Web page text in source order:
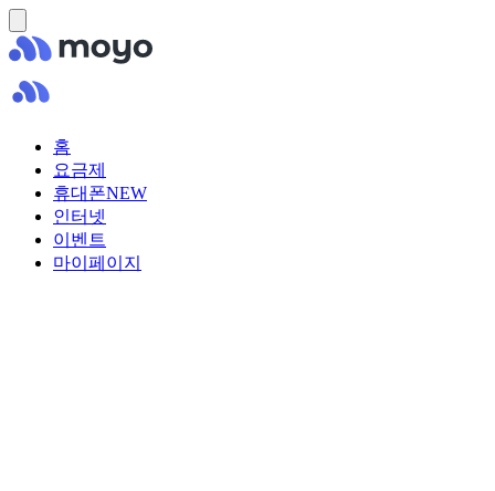
홈
요금제
휴대폰NEW
인터넷
이벤트
마이페이지